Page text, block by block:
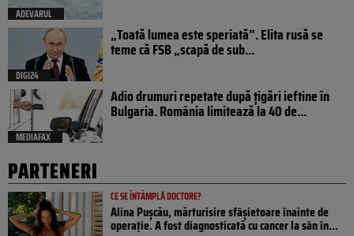
ADEVARUL
DIGI24
„Toată lumea este speriată”. Elita rusă se
teme că FSB „scapă de sub...
MEDIAFAX
Adio drumuri repetate după țigări ieftine în
Bulgaria. România limitează la 40 de...
PARTENERI
CE SE ÎNTÂMPLĂ DOCTORE?
Alina Pușcău, mărturisire sfâșietoare înainte de
operație. A fost diagnosticată cu cancer la sân în...